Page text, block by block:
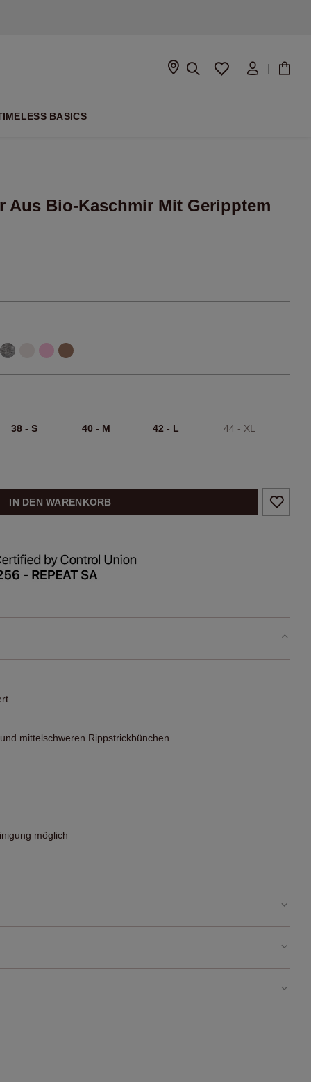
BASICS
Aus Bio-Kaschmir Mit Geripptem
38 - S 40 - M 42 - L 44 - XL
IN DEN WARENKORB
mittelschweren Rippstrickbünchen
möglich